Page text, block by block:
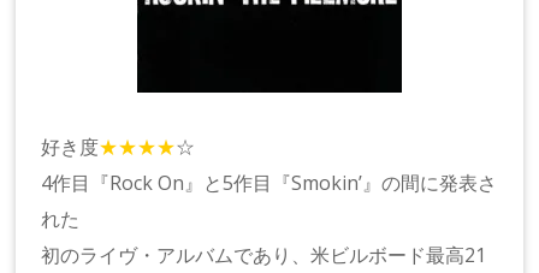
好き度★★★★☆
4作目『Rock On』と5作目『Smokin’』の間に発表さ
れた
初のライヴ・アルバムであり、米ビルボード最高21